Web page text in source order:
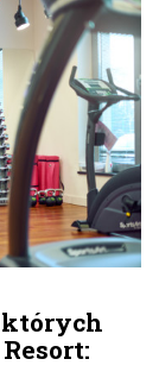
których